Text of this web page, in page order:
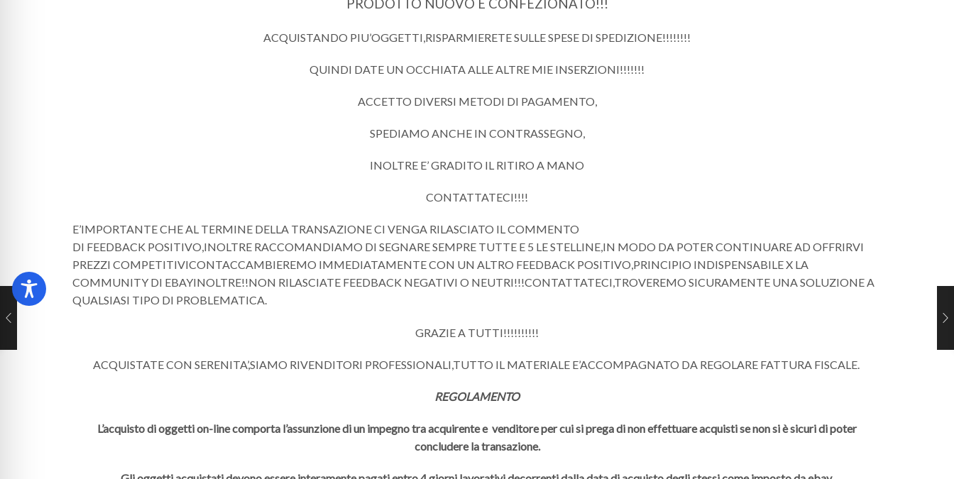
PRODOTTO NUOVO E CONFEZIONATO!!!
ACQUISTANDO PIU’OGGETTI,RISPARMIERETE SULLE SPESE DI SPEDIZIONE!!!!!!!!
QUINDI DATE UN OCCHIATA ALLE ALTRE MIE INSERZIONI!!!!!!!
ACCETTO DIVERSI METODI DI PAGAMENTO,
SPEDIAMO ANCHE IN CONTRASSEGNO,
INOLTRE E’ GRADITO IL RITIRO A MANO
CONTATTATECI!!!!
E’IMPORTANTE CHE AL TERMINE DELLA TRANSAZIONE CI VENGA RILASCIATO IL COMMENTO
DI FEEDBACK POSITIVO,INOLTRE RACCOMANDIAMO DI SEGNARE SEMPRE TUTTE E 5 LE STELLINE,IN MODO DA POTER CONTINUARE AD OFFRIRVI
PREZZI COMPETITIVICONTACCAMBIEREMO IMMEDIATAMENTE CON UN ALTRO FEEDBACK POSITIVO,PRINCIPIO INDISPENSABILE X LA
COMMUNITY DI EBAYINOLTRE!!NON RILASCIATE FEEDBACK NEGATIVI O NEUTRI!!!CONTATTATECI,TROVEREMO SICURAMENTE UNA SOLUZIONE A
QUALSIASI TIPO DI PROBLEMATICA.
GRAZIE A TUTTI!!!!!!!!!!
ACQUISTATE CON SERENITA’,SIAMO RIVENDITORI PROFESSIONALI,TUTTO IL MATERIALE E’ACCOMPAGNATO DA REGOLARE FATTURA FISCALE.
REGOLAMENTO
L’acquisto di oggetti on-line comporta l’assunzione di un impegno tra acquirente e venditore per cui si prega di non effettuare acquisti se non si è sicuri di poter
concludere la transazione.